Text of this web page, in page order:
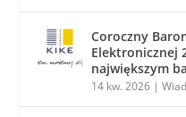
Coroczny
Elektronicznej
największym
14 kw. 2026 |